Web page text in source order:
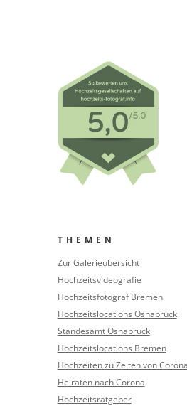
THEMEN
Zur Galerieübersicht
Hochzeitsvideografie
Hochzeitsfotograf Bremen
Hochzeitslocations Osnabrück
Standesamt Osnabrück
Hochzeitslocations Bremen
Hochzeiten zu Zeiten von Corona
Heiraten nach Corona
Hochzeitsratgeber